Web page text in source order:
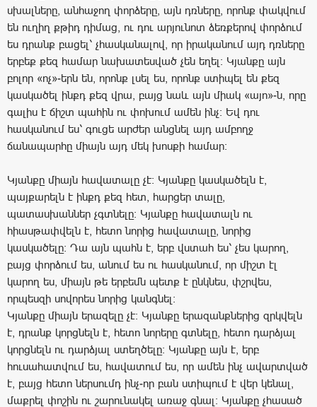
սխալները, անհաջող փորձերը, այն դռները, որոնք փակվում
են ուղիղ քթիդ դիմաց, ու դու արյունոտ ձեռքերով փորձում
ես դրանք բացել՝ չհասկանալով, որ իրականում այդ դռները
երբեք քեզ համար նախատեսված չեն եղել։ Կյանքը այն
բոլոր «ոչ»-երն են, որոնք լսել ես, որոնք ստիպել են քեզ
կասկածել ինքդ քեզ վրա, բայց նաև այն միակ «այո»-ն, որը
գալիս է ճիշտ պահին ու փոխում ամեն ինչ։ Եվ դու
հասկանում ես՝ գուցե արժեր անցնել այդ ամբողջ
ճանապարհը միայն այդ մեկ խոսքի համար։
Կյանքը միայն հավատալը չէ։ Կյանքը կասկածելն է,
պայքարելն է ինքդ քեզ հետ, հարցեր տալը,
պատասխաններ չգտնելը: Կյանքը հավատալն ու
հիասթափվելն է, հետո նորից հավատալը, նորից
կասկածելը։ Դա այն պահն է, երբ վստահ ես՝ չես կարող,
բայց փորձում ես, անում ես ու հասկանում, որ միշտ էլ
կարող ես, միայն թե երբեմն պետք է ընկնես, փշրվես,
որպեսզի սովորես նորից կանգնել։
Կյանքը միայն երազելը չէ։ Կյանքը երազանքներից զրկվելն
է, դրանք կորցնելն է, հետո նորերը գտնելը, հետո դարձյալ
կորցնելն ու դարձյալ ստեղծելը։ Կյանքը այն է, երբ
հուսահատվում ես, հավատում ես, որ ամեն ինչ ավարտված
է, բայց հետո ներսումդ ինչ-որ բան ստիպում է վեր կենալ,
մաքրել փոշին ու շարունակել առաջ գնալ։ Կյանքը չհասած